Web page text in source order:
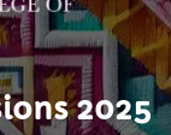
2025